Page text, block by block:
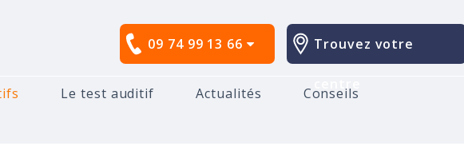
Trouvez votre
09 74 99 13 66
Le test auditif Actualités
Conseils